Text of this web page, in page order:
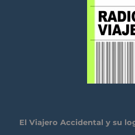
El Viajero Accidental y su